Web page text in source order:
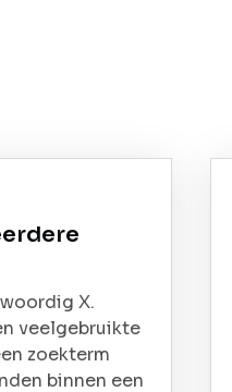
X.
veelgebruikte
zoekterm
binnen een